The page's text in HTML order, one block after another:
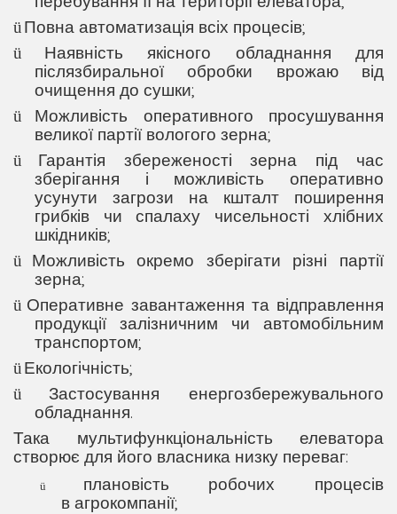
ü Повна автоматизація всіх процесів;
ü
Наявність якісного обладнання для
післязбиральної обробки врожаю
від
очищення до сушки;
ü Можливість оперативного
просушування
великоїпартії вологого зерна;
ü
Гарантія збереженості зерна під час
зберігання і можливість оперативно
усунути загрози на кшталт поширення
грибків чи спалаху чисельності хлібних
шкідників;
ü
Можливість окремо зберігати різні партії
зерна;
ü Оперативне завантаження та відправлення
продукції залізничним чиавтомобільним
транспортом;
ü Екологічність;
ü Застосування енергозбережувального
обладнання.
Така мультифункціональність елеватора
створює для його власника низку переваг:
ü
плановість робочих процесів
в агрокомпанії;